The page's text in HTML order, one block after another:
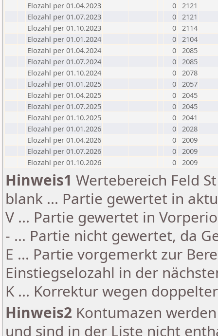
Elozahl per 01.04.2023
0 2121
Elozahl per 01.07.2023
0 2121
Elozahl per 01.10.2023
0 2114
Elozahl per 01.01.2024
0 2104
Elozahl per 01.04.2024
0 2085
Elozahl per 01.07.2024
0 2085
Elozahl per 01.10.2024
0 2078
Elozahl per 01.01.2025
0 2057
Elozahl per 01.04.2025
0 2045
Elozahl per 01.07.2025
0 2045
Elozahl per 01.10.2025
0 2041
Elozahl per 01.01.2026
0 2028
Elozahl per 01.04.2026
0 2009
Elozahl per 01.07.2026
0 2009
Elozahl per 01.10.2026
0 2009
Hinweis1 Wertebereich Feld
blank ... Partie gewertet in
V ... Partie gewertet in
- ... Partie nicht gewertet, da
E ... Partie vorgemerkt zur
Einstiegselozahl in der
K ... Korrektur wegen
Hinweis2 Kontumazen
und sind in der Liste nicht